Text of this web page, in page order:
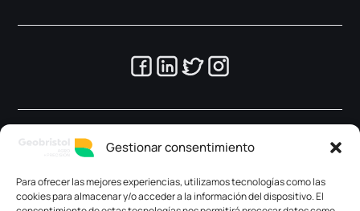
Gestionar consentimiento
Para ofrecer las mejores experiencias, utilizamos tecnologías como las
cookies para almacenar y/o acceder a la información del dispositivo. El
Geobristol ©2023 All Rights Reserved
Politicas de Privacidad